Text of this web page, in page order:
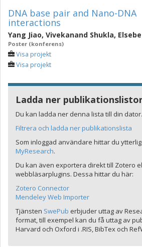
DNA base pair and Nano-DNA
interactions
Yang Jiao, Vivekanand Shukla,
Poster (konferens)
Visa projekt
Visa projekt
Ladda ner
Du kan ladda ner denna lista till din dator.
Filtrera och ladda ner publikationslista
Som inloggad användare hittar du
MyResearch.
Du kan även exportera direkt till Zotero
webbläsarplugins. Dessa hittar du här:
Zotero Connector
Mendeley Web Importer
Tjänsten SwePub erbjuder uttag av
format, till exempel kan du få uttag av
Harvard och Oxford i .RIS, BibTex och